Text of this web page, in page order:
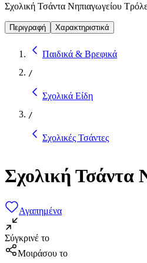
Σχολική Τσάντα Νηπιαγωγείου
Περιγραφή Χαρακτηριστικά
Παιδικά & Βρεφικά
/
Σχολικά Είδη
/
Σχολικές Τσάντες
Σχολική
Αγαπημένα
Σύγκρινέ το
Μοιράσου το